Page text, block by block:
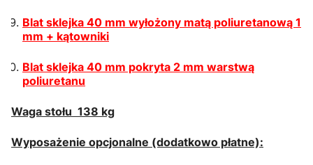
Blat sklejka 40 mm wyłożony matą poliuretanową 1
mm + kątowniki
Blat sklejka 40 mm pokryta 2 mm warstwą
poliuretanu
Waga stołu 138 kg
Wyposażenie opcjonalne (dodatkowo płatne):